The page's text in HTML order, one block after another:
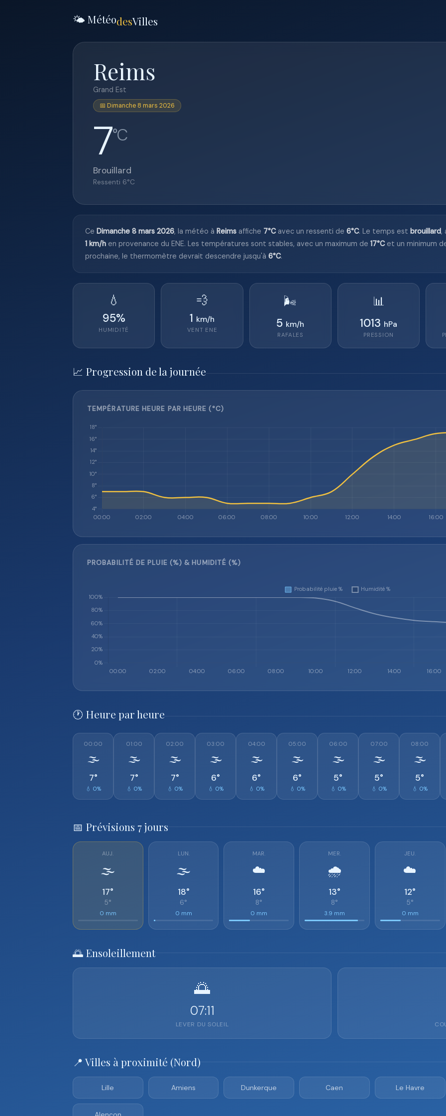
🌤️ MétéodesVilles
Reims
Grand Est
📅 Dimanche 8 mars 2026
7°C
Brouillard
Ressenti 6°C
Ce Dimanche 8 mars 2026, la météo à Reims affiche 7°Cavec un ressenti de 6°C. Le temps est brouillard,
1 km/h en provenance du ENE. Les températures sont stables, avec un maximum de 17°Cet un minimum
prochaine, le thermomètre devrait descendre jusqu'à 6°C.
💧
95%
HUMIDITÉ
💨
1 km/h
VENT ENE
🌬️
5 km/h
RAFALES
📊
1013 hPa
PRESSION
📈 Progression de la journée
TEMPÉRATURE HEURE PAR HEURE (°C)
PROBABILITÉ DE PLUIE (%) & HUMIDITÉ (%)
🕐 Heure par heure
00:00
🌫️
7°
💧 0%
01:00
🌫️
7°
💧 0%
02:00
🌫️
7°
💧 0%
03:00
🌫️
6°
💧 0%
04:00
🌫️
6°
💧 0%
05:00
🌫️
6°
💧 0%
06:00
🌫️
5°
💧 0%
07:00
🌫️
5°
💧 0%
08:00
🌫️
5°
💧 0%
📅 Prévisions 7 jours
AUJ.
🌫️
17°
5°
0 mm
LUN.
🌫️
18°
6°
0 mm
MAR.
☁️
16°
8°
0 mm
MER.
🌧️
13°
8°
3.9 mm
JEU.
☁️
12°
5°
0 mm
🌅 Ensoleillement
🌅
07:11
LEVER DU SOLEIL
📍 Villes à proximité (Nord)
Lille Amiens Dunkerque Caen Le Havre